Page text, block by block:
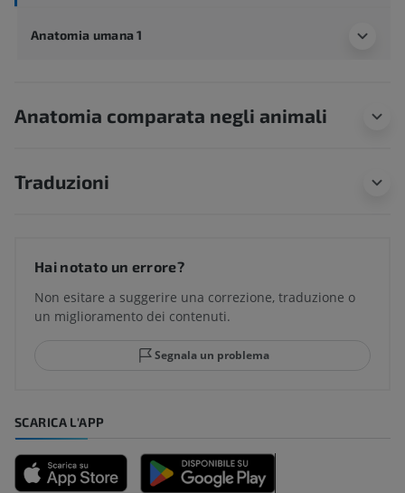
Anatomia umana 1
Anatomia comparata negli animali
Traduzioni
Hai notato un errore?
Non esitare a suggerire una correzione, traduzione o
un miglioramento dei contenuti.
Segnala un problema
SCARICA L'APP